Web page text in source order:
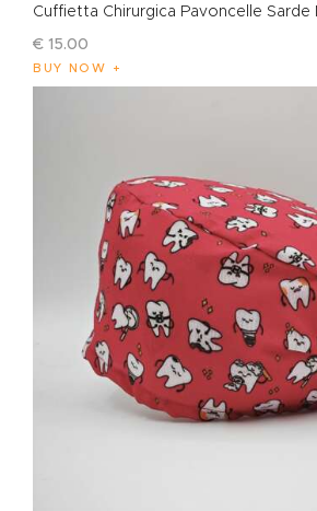
Cuffietta Chirurgica Pavoncelle Sarde
€ 15.00
BUY NOW